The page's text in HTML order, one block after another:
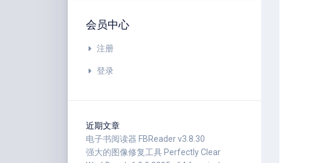
会员中心
注册
登录
近期文章
电子书阅读器 FBReader v3.8.30
强大的图像修复工具 Perfectly Clear